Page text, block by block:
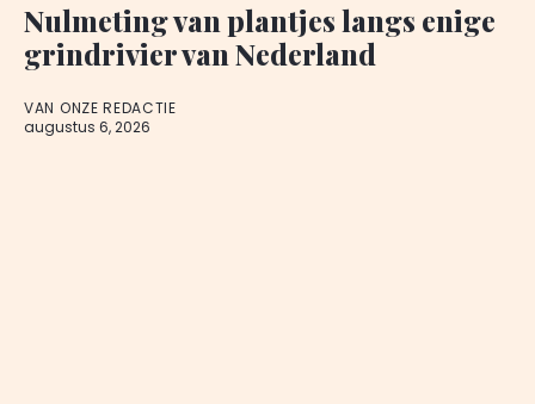
Nulmeting van plantjes langs enige
grindrivier van Nederland
VAN ONZE REDACTIE
augustus 6, 2026